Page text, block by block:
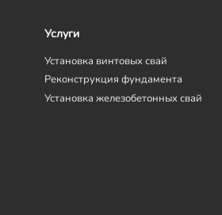
Услуги
Установка винтовых свай
Реконструкция фундамента
Установка железобетонных свай